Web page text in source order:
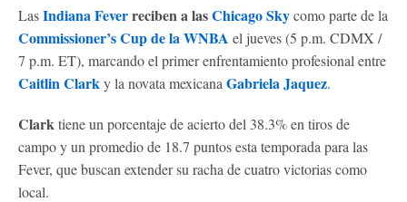
LasIndiana Feverreciben a lasChicago Skycomo parte de la
Commissioner’s Cup de la WNBA el jueves (5 p.m. CDMX /
7 p.m. ET), marcando el primer enfrentamiento profesional entre
Caitlin Clarky la novata mexicana Gabriela Jaquez.
Clarktiene un porcentaje de acierto del 38.3% en tiros de
campo y un promedio de 18.7 puntos esta temporada para las
Fever, que buscan extender su racha de cuatro victorias como
local.